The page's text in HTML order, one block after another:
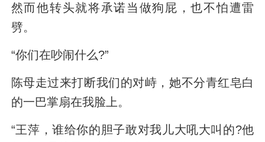
然而他转头就将承诺当做狗屁，也不怕遭雷
劈。
“你们在吵闹什么?”
陈母走过来打断我们的对峙，她不分青红皂白
的一巴掌扇在我脸上。
“王萍，谁给你的胆子敢对我儿大吼大叫的?他